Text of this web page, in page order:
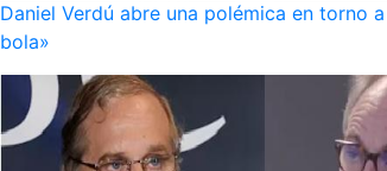
Daniel Verdú abre una polémica en torno
bola»